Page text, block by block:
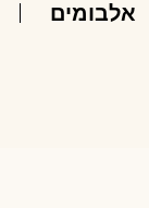
אלבומים